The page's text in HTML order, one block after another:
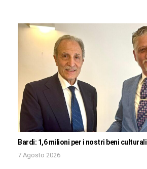
Bardi: 1,6 milioni per i nostri beni culturali
7 Agosto 2026